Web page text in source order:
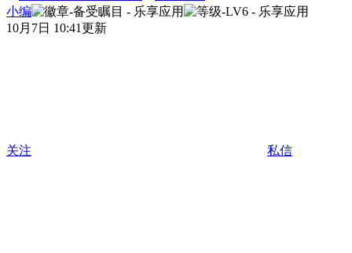
小编
10月7日 10:41更新
关注 私信